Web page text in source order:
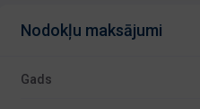
Nodokļu maksājumi
Gads